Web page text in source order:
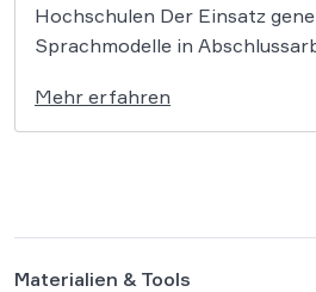
Hochschulen Der Einsatz
Sprachmodelle in
bloßes Nichtbestehen
das VG Kassel am 25.02.2026
Mehr erfahren
Materialien & Tools